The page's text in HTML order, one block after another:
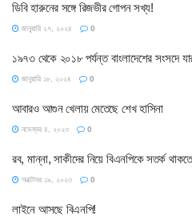
ডিবি হারুনের সঙ্গে রিজভীর গোপন সখ্য!
জানুয়ারি ২৭, ২০২৪ 0
১৯৭৩ থেকে ২০১৮ পর্যন্ত বাংলাদেশের সংসদে
জানুয়ারি ১৮, ২০২৪ 0
আবারও আগুন খেলায় মেতেছে শেখ হাসিনা
নভেম্বর ৪, ২০২৩ 0
রব, মান্না, সাকীদের নিয়ে বিএনপিকে সতর্ক
অক্টোবর ১৯, ২০২৩ 0
লাইনে আসছে বিএনপি!